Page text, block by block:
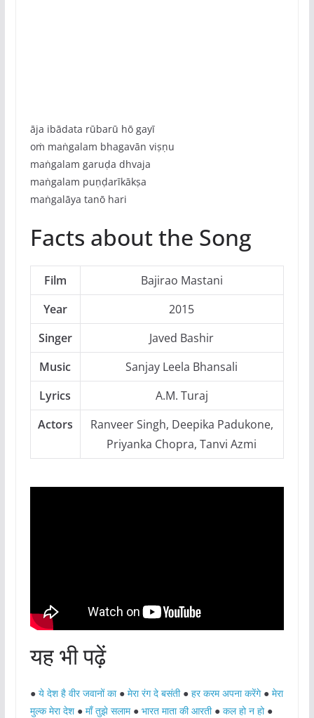
āja ibādata rūbarū hō gayī
oṁ maṅgalam bhagavān viṣṇu
maṅgalam garuḍa dhvaja
maṅgalam puṇḍarīkākṣa
maṅgalāya tanō hari
Facts about the Song
Film
Bajirao Mastani
Year
2015
Singer
Javed Bashir
Music
Sanjay Leela Bhansali
Lyrics
A.M. Turaj
Actors
Ranveer Singh, Deepika Padukone,
Priyanka Chopra, Tanvi Azmi
यह भी पढ़ें
● ये देश है वीर जवानों का● मेरा रंग दे बसंती● हर करम अपना करेंगे● मेरा
मुल्क मेरा देश● माँ तुझे सलाम● भारत माता की आरती● कल हो न हो●